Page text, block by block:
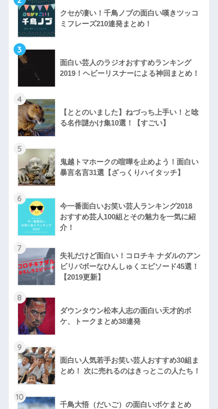
クセが凄い！千鳥ノブの面白い嘆きツッコ
ミフレーズ210連発まとめ！
3
面白い芸人のラジオおすすめランキング
2019！ヘビーリスナーによる神回まとめ！
4
【ととのいました】ねづっち上手い！と唸
る名作謎かけ集10選！【すごい】
5
鬼越トマホークの喧嘩を止めよう！面白い
暴言名言31選【ざっくりハイタッチ】
6
今一番面白いお笑い芸人ランキング2018
おすすめ芸人100組とその魅力を一気に紹
介！
7
失礼だけど面白い！コロチキ ナダルのアン
ビリバボーなひんしゅくエピソード45選！
【2019更新】
8
ダウンタウン松本人志の面白い天才的ボ
ケ、トークまとめ38連発
9
面白い人気若手お笑い芸人おすすめ30組ま
とめ！ 次に売れるのはきっとこの人たち！
10
千鳥大悟（だいご）の面白いボケまとめ